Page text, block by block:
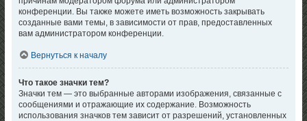
конференции. Вы также можете иметь возможность закрывать
созданные вами темы, в зависимости от прав, предоставленных
вам администратором конференции.
Вернуться к началу
Что такое значки тем?
Значки тем — это выбранные авторами изображения, связанные с
сообщениями и отражающие их содержание. Возможность
использования значков тем зависит от разрешений, установленных